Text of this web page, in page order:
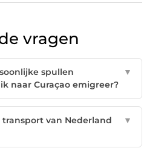
vragen
spullen
naar Curaçao emigreer?
▼
van Nederland
▼